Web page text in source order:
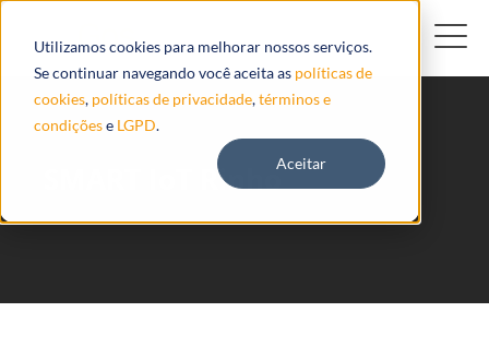
Utilizamos cookies para melhorar nossos serviços.
Se continuar navegando você aceita as políticas de
cookies, políticas de privacidade,términos e
condiçõese LGPD.
Aceitar
SMART IoT Rinho